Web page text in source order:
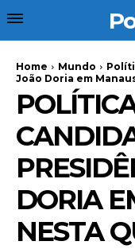
Home Mundo
João Doria em
DORIA
NESTA